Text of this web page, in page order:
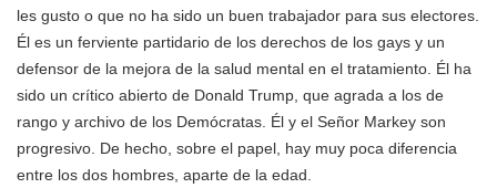
les gusto o que no ha sido un buen trabajador para sus electores.
Él es un ferviente partidario de los derechos de los gays y un
defensor de la mejora de la salud mental en el tratamiento. Él ha
sido un crítico abierto de Donald Trump, que agrada a los de
rango y archivo de los Demócratas. Él y el Señor Markey son
progresivo. De hecho, sobre el papel, hay muy poca diferencia
entre los dos hombres, aparte de la edad.